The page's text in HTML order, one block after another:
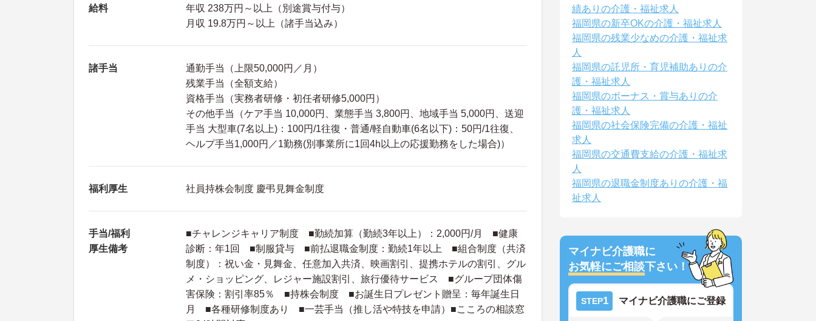
給料
年収 238万円～以上（別途賞与付与）
月収 19.8万円～以上（諸手当込み）
諸手当
通勤手当（上限50,000円／月）
残業手当（全額支給）
資格手当（実務者研修・初任者研修5,000円）
その他手当（ケア手当 10,000円、業態手当 3,800円、地域手当 5,000円、送迎
手当 大型車(7名以上)：100円/1往復・普通/軽自動車(6名以下)：50円/1往復、
ヘルプ手当1,000円／1勤務(別事業所に1回4h以上の応援勤務をした場合)）
福利厚生 社員持株会制度 慶弔見舞金制度
手当/福利
厚生備考
■チャレンジキャリア制度 ■勤続加算（勤続3年以上）：2,000円/月 ■健康
診断：年1回 ■制服貸与 ■前払退職金制度：勤続1年以上 ■組合制度（共済
制度）：祝い金・見舞金、任意加入共済、映画割引、提携ホテルの割引、グル
メ・ショッピング、レジャー施設割引、旅行優待サービス ■グループ団体傷
害保険：割引率85％ ■持株会制度 ■お誕生日プレゼント贈呈：毎年誕生日
月 ■各種研修制度あり ■一芸手当（推し活や特技を申請）■こころの相談窓
績ありの介護・福祉求人
福岡県の新卒OKの介護・福祉求人
福岡県の残業少なめの介護・福祉求
人
福岡県の託児所・育児補助ありの介
護・福祉求人
福岡県のボーナス・賞与ありの介
護・福祉求人
福岡県の社会保険完備の介護・福祉
求人
福岡県の交通費支給の介護・福祉求
人
福岡県の退職金制度ありの介護・福
祉求人
マイナビ介護職に
お気軽にご相談下さい！
STEP1 マイナビ介護職にご登録